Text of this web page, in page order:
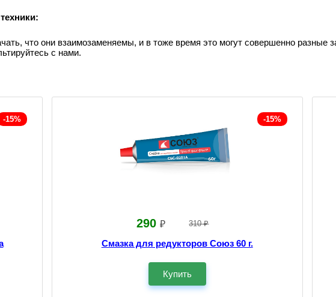
что они взаимозаменяемы, и в тоже время это могут совершенно разные
с нами.
-15% -15%
290 ₽ 310 ₽
Смазка для редукторов Союз 60 г.
Купить